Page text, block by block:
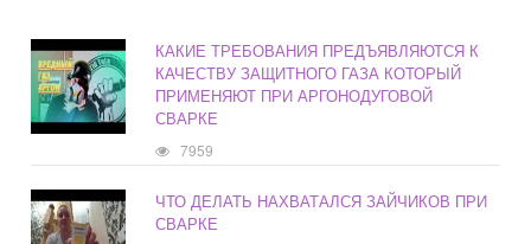
КАКИЕ ТРЕБОВАНИЯ ПРЕДЪЯВЛЯЮТСЯ К
КАЧЕСТВУ ЗАЩИТНОГО ГАЗА КОТОРЫЙ
ПРИМЕНЯЮТ ПРИ АРГОНОДУГОВОЙ
СВАРКЕ
7959
ЧТО ДЕЛАТЬ НАХВАТАЛСЯ ЗАЙЧИКОВ ПРИ
СВАРКЕ